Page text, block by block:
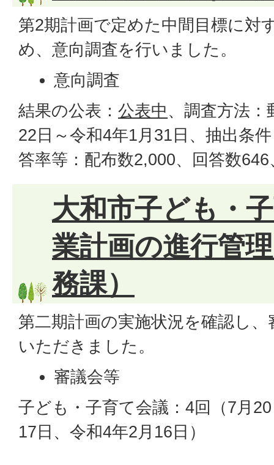
第2期計画で定めた中間目標に対
め、意向調査を行いました。
意向調査
結果の公表： 公表中、調査方法：
22日～令和4年1月31日、抽出条
答率等：配布数2,000、回答数
大和市子ども・
業計画の進行管
務課）
第二期計画の実施状況を確認し
いただきました。
審議会等
子ども・子育て会議：4回（7月
17日、令和4年2月16日）